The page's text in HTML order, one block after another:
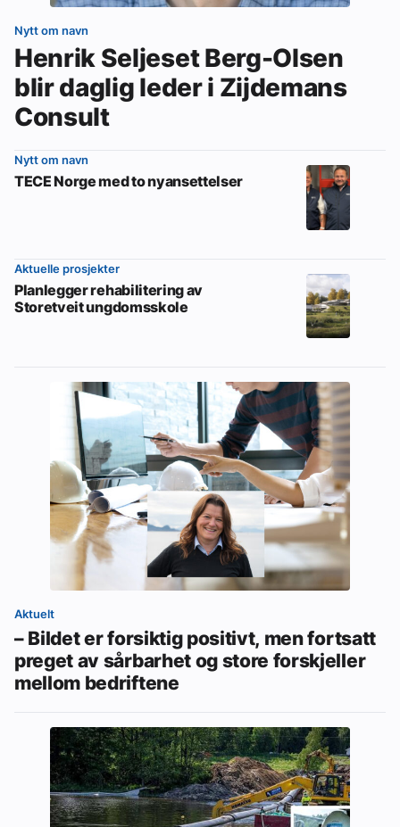
Nytt om navn
Henrik Seljeset Berg-Olsen
blir daglig leder i Zijdemans
Consult
Nytt om navn
TECE Norge med to nyansettelser
Aktuelle prosjekter
Planlegger rehabilitering av
Storetveit ungdomsskole
Aktuelt
– Bildet er forsiktig positivt, men fortsatt
preget av sårbarhet og store forskjeller
mellom bedriftene